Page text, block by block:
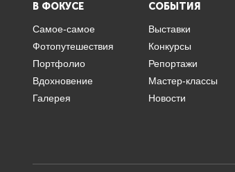
В ФОКУСЕ
Самое-самое
Фотопутешествия
Портфолио
Вдохновение
Галерея
СОБЫТИЯ
Выставки
Конкурсы
Репортажи
Мастер-классы
Новости